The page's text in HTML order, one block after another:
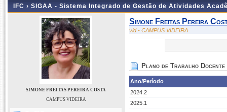
IFC › SIGAA - Sistema Integrado de Gestão de Atividades
SIMONE FREITAS PEREIRA COSTA
CAMPUS VIDEIRA
Simone Freitas Pereira
vid - CAMPUS VIDEIRA
Plano de Trabalho Docente
Ano/Período
2024.2
2025.1